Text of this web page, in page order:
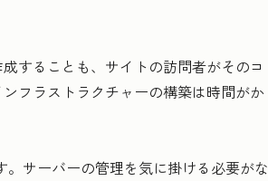
することも、サイトの訪問者がそのコ
フラストラクチャーの構築は時間がか
サーバーの管理を気に掛ける必要がな